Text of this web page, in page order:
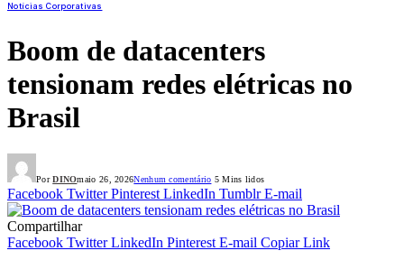
Notícias Corporativas
Boom de datacenters
tensionam redes elétricas no
Brasil
Por DINOmaio 26, 2026Nenhum comentário 5 Mins lidos
Facebook Twitter Pinterest LinkedIn Tumblr E-mail
Compartilhar
Facebook Twitter LinkedIn Pinterest E-mail Copiar Link